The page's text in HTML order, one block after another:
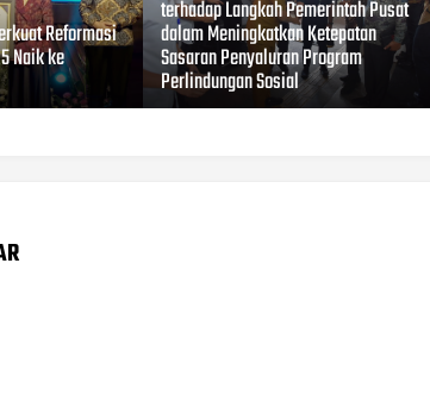
Reformasi
Naik ke
terhadap Langkah Pemerintah Pusat
dalam Meningkatkan Ketepatan
Sasaran Penyaluran Program
Perlindungan Sosial